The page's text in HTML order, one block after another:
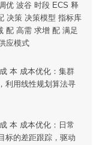
优 波谷 时段 ECS 释
决策 决策模型 指标库
配 高需 求增 配 满足
应模式
本 成本优化：集群
利用线性规划算法寻
本 成本优化：日常
标的差距跟踪，驱动